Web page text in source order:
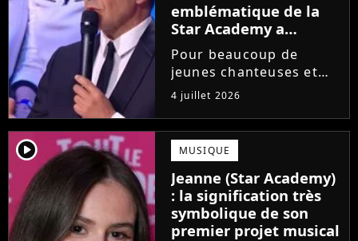
emblématique de la
Star Academy a
souffert après
l'émission, "J'étais
traitée de potiche"
Pour beaucoup de
jeunes chanteuses et
chanteurs, la Star
Academy est un rêve.
Mais comme l'a rappelé
une ancienne gagnante,
l'émission de TF1 n'est
pas toujours simple à
vivre.
4 juillet 2026
player2 MUSIQUE
Jeanne (Star Academy)
: la signification très
symbolique de son
premier projet musical